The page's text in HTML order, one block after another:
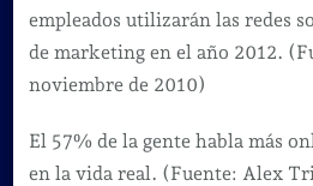
empleados utilizarán las redes
de marketing en el año 2012.
noviembre de 2010)
El 57% de la gente habla más
en la vida real. (Fuente: Alex